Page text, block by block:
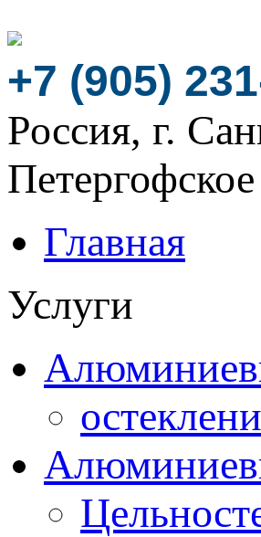
+7 (905)
Россия, г.
Главная
Услуги